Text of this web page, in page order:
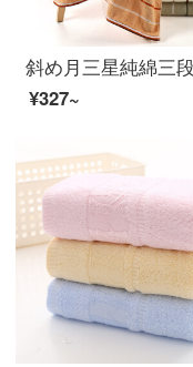
¥327~